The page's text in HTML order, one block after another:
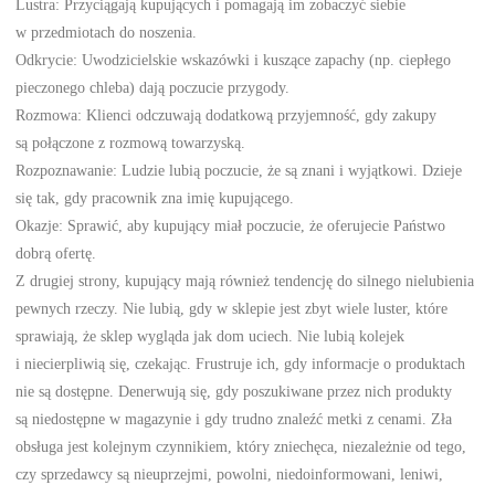
Lustra: Przyciągają kupujących i pomagają im zobaczyć siebie
w przedmiotach do noszenia.
Odkrycie: Uwodzicielskie wskazówki i kuszące zapachy (np. ciepłego
pieczonego chleba) dają poczucie przygody.
Rozmowa: Klienci odczuwają dodatkową przyjemność, gdy zakupy
są połączone z rozmową towarzyską.
Rozpoznawanie: Ludzie lubią poczucie, że są znani i wyjątkowi. Dzieje
się tak, gdy pracownik zna imię kupującego.
Okazje: Sprawić, aby kupujący miał poczucie, że oferujecie Państwo
dobrą ofertę.
Z drugiej strony, kupujący mają również tendencję do silnego nielubienia
pewnych rzeczy. Nie lubią, gdy w sklepie jest zbyt wiele luster, które
sprawiają, że sklep wygląda jak dom uciech. Nie lubią kolejek
i niecierpliwią się, czekając. Frustruje ich, gdy informacje o produktach
nie są dostępne. Denerwują się, gdy poszukiwane przez nich produkty
są niedostępne w magazynie i gdy trudno znaleźć metki z cenami. Zła
obsługa jest kolejnym czynnikiem, który zniechęca, niezależnie od tego,
czy sprzedawcy są nieuprzejmi, powolni, niedoinformowani, leniwi,